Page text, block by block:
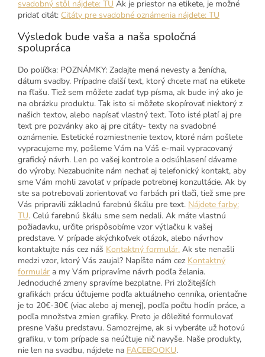
svadobný stôl nájdete: TU Ak je priestor na etikete, je možné
pridať citát: Citáty pre svadobné oznámenia nájdete: TU
Výsledok bude vaša a naša spoločná
spolupráca
Do políčka: POZNÁMKY: Zadajte mená nevesty a ženícha,
dátum svadby. Prípadne ďalší text, ktorý chcete mať na etikete
na fľašu. Tiež sem môžete zadať typ písma, ak bude iný ako je
na obrázku produktu. Tak isto si môžete skopírovať niektorý z
našich textov, alebo napísať vlastný text. Toto isté platí aj pre
text pre pozvánky ako aj pre citáty- texty na svadobné
oznámenie. Estetické rozmiestnenie textov, ktoré nám pošlete
vypracujeme my, pošleme Vám na Váš e-mail vypracovaný
grafický návrh. Len po vašej kontrole a odsúhlasení dávame
do výroby. Nezabudnite nám nechať aj telefonický kontakt, aby
sme Vám mohli zavolať v prípade potrebnej konzultácie. Ak by
ste sa potrebovali zorientovať vo farbách pri tlači, tiež sme pre
Vás pripravili základnú farebnú škálu pre text. Nájdete farby:
TU. Celú farebnú škálu sme sem nedali. Ak máte vlastnú
požiadavku, určite prispôsobíme vzor výtlačku k vašej
predstave. V prípade akýchkoľvek otázok, alebo návrhov
kontaktujte nás cez náš Kontaktný formulár. Ak ste nenašli
medzi vzor, ktorý Vás zaujal? Napíšte nám cez Kontaktný
formulár a my Vám pripravíme návrh podľa želania.
Jednoduché zmeny spravíme bezplatne. Pri zložitejších
grafikách prácu účtujeme podľa aktuálneho cenníka, orientačne
je to 20€-30€ (viac alebo aj menej), podľa počtu hodín práce, a
podľa množstva zmien grafiky. Preto je dôležité formulovať
presne Vašu predstavu. Samozrejme, ak si vyberáte už hotovú
grafiku, v tom prípade sa neúčtuje nič navyše. Naše produkty,
nie len na svadbu, nájdete na FACEBOOKU.